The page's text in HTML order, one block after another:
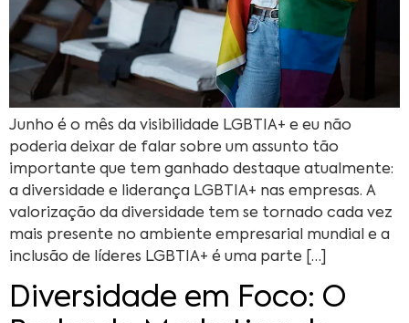
Junho é o mês da visibilidade LGBTIA+ e eu não
poderia deixar de falar sobre um assunto tão
importante que tem ganhado destaque atualmente:
a diversidade e liderança LGBTIA+ nas empresas. A
valorização da diversidade tem se tornado cada vez
mais presente no ambiente empresarial mundial e a
inclusão de líderes LGBTIA+ é uma parte […]
Diversidade em Foco: O